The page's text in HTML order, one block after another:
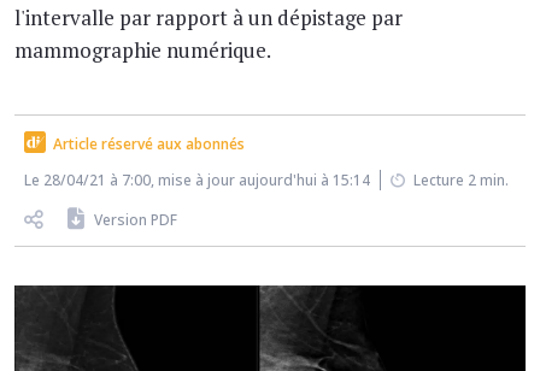
l'intervalle par rapport à un dépistage par
mammographie numérique.
Article réservé aux abonnés
Le 28/04/21 à 7:00, mise à jour aujourd'hui à 15:14
Lecture 2 min.
Version PDF